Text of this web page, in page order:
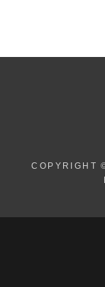
COPYRIGHT